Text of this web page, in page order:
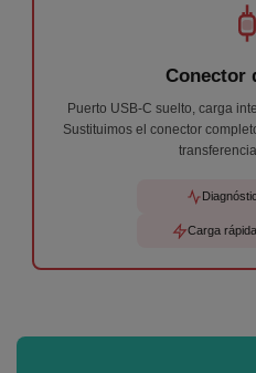
Conector
Puerto USB-C suelto, carga
Sustituimos el conector
Carga